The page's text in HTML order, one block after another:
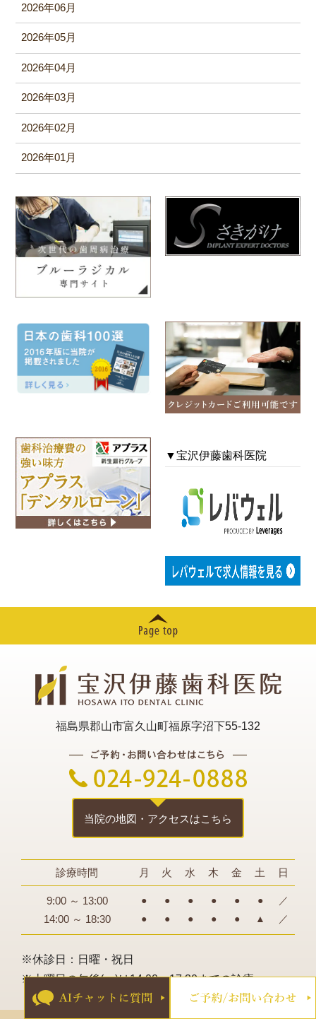
2026年06月
2026年05月
2026年04月
2026年03月
2026年02月
2026年01月
2025年11月
2025年10月
2025年09月
2025年06月
2025年05月
2024年10月
2024年09月
2024年08月
2024年05月
2024年03月
2024年02月
2024年01月
2023年12月
2023年07月
2023年04月
2023年03月
2023年02月
2023年01月
▼宝沢伊藤歯科医院
福島県郡山市富久山町福原字沼下55-132
当院の地図・アクセスはこちら
診療時間 月 火 水 木 金 土 日
9:00 ～ 13:00 ● ● ● ● ● ● ／
14:00 ～ 18:30 ● ● ● ● ● ▲ ／
※休診日：日曜・祝日
※土曜日の午後(▲)は14:00～17:30までの診療